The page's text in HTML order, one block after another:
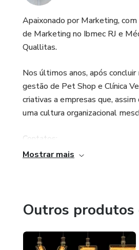
Apaixonado por Marketing,
de Marketing no Ibmec RJ e
Quallitas.
Nos últimos anos, após
gestão de Pet Shop e Clínica
criativas a empresas que,
uma cultura organizacional
Contatos:
Mostrar mais
Outros produtos